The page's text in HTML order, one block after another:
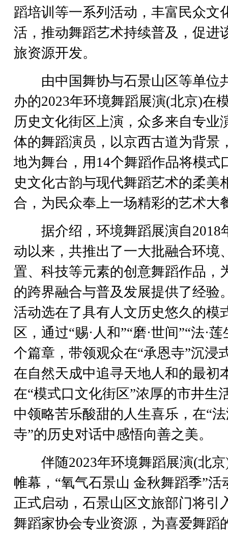
蹈培训等一系列活动，丰富民众文
活，推动舞蹈艺术持续普及，促进
旅资源开发。
由中国舞协与石景山区等单位
办的2023年环境舞蹈展演(北京)在
历史文化街区上演，众多来自专业
体的舞蹈演员，以京西古道为背景
地为舞台，用14个舞蹈作品将模式
史文化古韵与现代舞蹈艺术的柔美
合，为民众奉上一场精彩的艺术大
据介绍，环境舞蹈展演自2018
动以来，共推出了一大批融合环境
置、科技等元素的创意舞蹈作品，
的跨界融合与普及发展提供了经验
活动选在了具有人文历史悠久的模
区，通过“赐·人和”“磨·世间”“法·莲
个篇章，带领观众在“承恩寺”沉浸
在自然天成中追寻天地人和的最初
在“模式口文化街区”浓厚的市井生
中领略苦乐酸甜的人生喜乐，在“
寺”的历史对话中感悟向善之美。
伴随2023年环境舞蹈展演(北京
帷幕，“氧气石景山 金秋舞蹈季”活
正式启动，石景山区文旅部门将引
舞蹈家协会专业资源，为喜爱舞蹈